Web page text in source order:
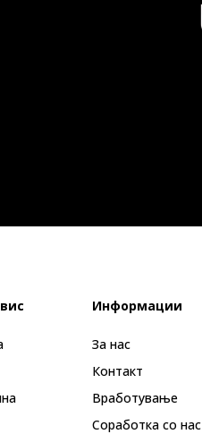
Информации
За нас
Контакт
Вработување
Соработка со нас